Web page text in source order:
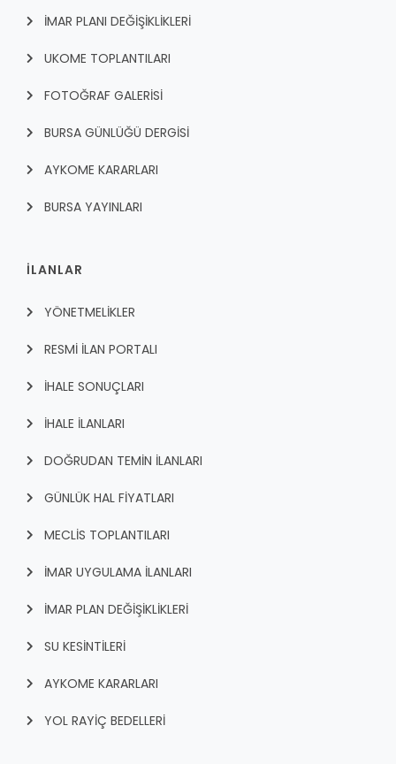
İMAR PLANI DEĞİŞİKLİKLERİ
UKOME TOPLANTILARI
FOTOĞRAF GALERİSİ
BURSA GÜNLÜĞÜ DERGİSİ
AYKOME KARARLARI
BURSA YAYINLARI
İLANLAR
YÖNETMELİKLER
RESMİ İLAN PORTALI
İHALE SONUÇLARI
İHALE İLANLARI
DOĞRUDAN TEMİN İLANLARI
GÜNLÜK HAL FİYATLARI
MECLİS TOPLANTILARI
İMAR UYGULAMA İLANLARI
İMAR PLAN DEĞİŞİKLİKLERİ
SU KESİNTİLERİ
AYKOME KARARLARI
YOL RAYİÇ BEDELLERİ